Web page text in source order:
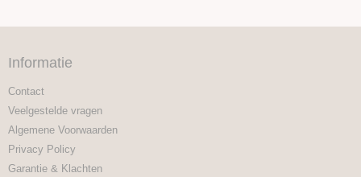
Informatie
Contact
Veelgestelde vragen
Algemene Voorwaarden
Privacy Policy
Garantie & Klachten